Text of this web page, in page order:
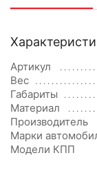
Артикул
Вес
Габариты
Материал
Производитель
Марки
Модели КПП